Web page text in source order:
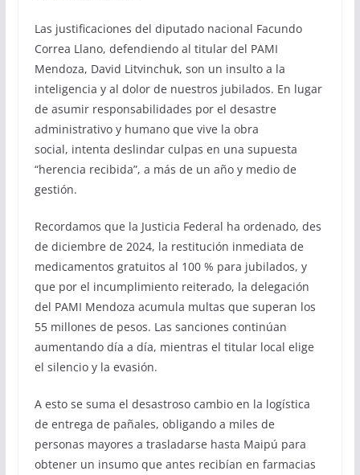
Las justificaciones del diputado nacional Facundo
Correa Llano, defendiendo al titular del PAMI
Mendoza, David Litvinchuk, son un insulto a la
inteligencia y al dolor de nuestros jubilados. En lugar
de asumir responsabilidades por el desastre
administrativo y humano que vive la obra
social, intenta deslindar culpas en una supuesta
“herencia recibida”, a más de un año y medio de
gestión.
Recordamos que la Justicia Federal ha ordenado, des
de diciembre de 2024, la restitución inmediata de
medicamentos gratuitos al 100 % para jubilados, y
que por el incumplimiento reiterado, la delegación
del PAMI Mendoza acumula multas que superan los
55 millones de pesos. Las sanciones continúan
aumentando día a día, mientras el titular local elige
el silencio y la evasión.
A esto se suma el desastroso cambio en la logística
de entrega de pañales, obligando a miles de
personas mayores a trasladarse hasta Maipú para
obtener un insumo que antes recibían en farmacias